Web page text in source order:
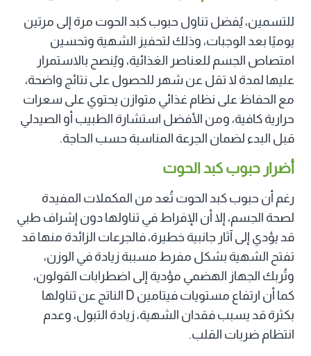
للتسمين، يُفضل تناول حبوب كبد الحوت مرة إلى مرتين
يوميًا بعد الوجبات، وذلك لتحفيز الشهية وتحسين
امتصاص الجسم للعناصر الغذائية، ويُنصح بالاستمرار
عليها لمدة لا تقل عن شهر للحصول على نتائج واضحة،
مع الحفاظ على نظام غذائي متوازن يحتوي على سعرات
حرارية كافية، ومن الأفضل استشارة الطبيب أو الصيدلي
قبل البدء لضمان الجرعة المناسبة حسب الحاجة.
أضرار حبوب كبد الحوت
رغم أن حبوب كبد الحوت تُعد من المكملات المفيدة
لصحة الجسم، إلا أن الإفراط في تناولها دون إشراف طبي
قد يؤدي إلى آثار جانبية خطيرة، فالجرعات الزائدة منها قد
تفتح الشهية بشكل مفرط مسببة زيادة في الوزن،
وتُربك الجهاز الهضمي مؤدية إلى اضطرابات القولون،
كما أن ارتفاع مستويات فيتامين D الناتج عن تناولها
بكثرة قد يسبب فقدان الشهية، زيادة التبول، وعدم
انتظام ضربات القلب.